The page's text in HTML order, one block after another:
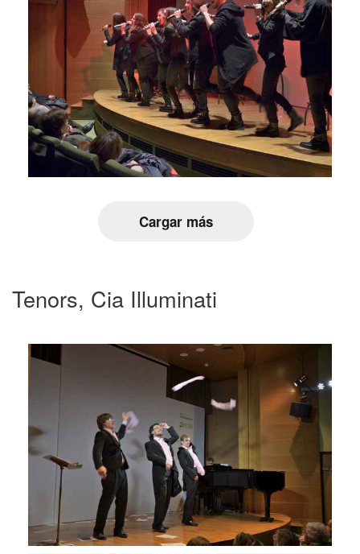
Cargar más
Tenors, Cia Illuminati